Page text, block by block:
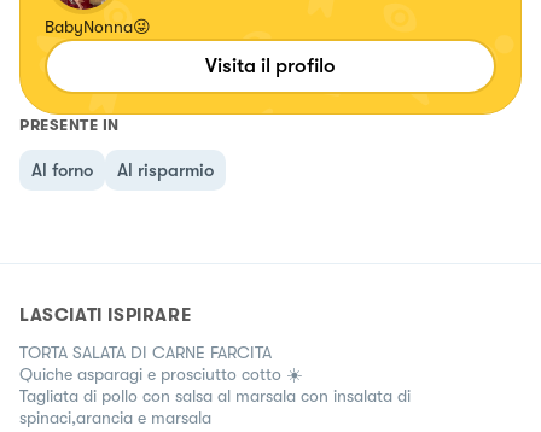
BabyNonna😜
Visita il profilo
PRESENTE IN
Al forno Al risparmio
LASCIATI ISPIRARE
TORTA SALATA DI CARNE FARCITA
Quiche asparagi e prosciutto cotto ☀️
Tagliata di pollo con salsa al marsala con insalata di
spinaci,arancia e marsala